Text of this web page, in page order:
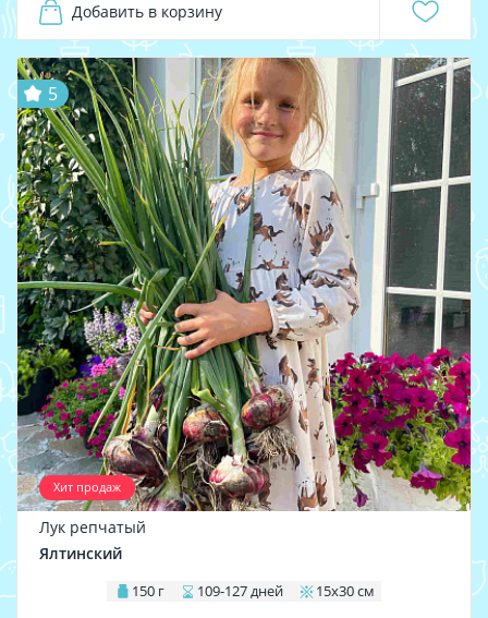
Добавить в корзину
Хит продаж
5
Лук репчатый
Ялтинский
150 г 109-127 дней 15х30 см